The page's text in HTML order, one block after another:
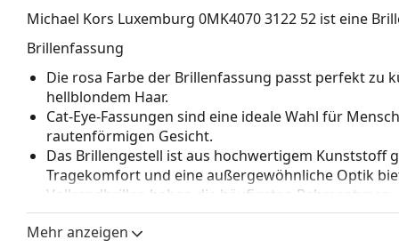
Michael Kors Luxemburg 0MK4070 3122 52 ist eine
Brillenfassung
Die rosa Farbe der Brillenfassung passt perfekt zu
hellblondem Haar.
Cat-Eye-Fassungen sind eine ideale Wahl für
rautenförmigen Gesicht.
Das Brillengestell ist aus hochwertigem Kunststoff
Tragekomfort und eine außergewöhnliche Optik
Vollrandbrillen haben die häufigsten
bestehen. Sie werden Ihren Stil dank ihres
Vorteile ist die Robustheit, Langlebigkeit, die
Mehr anzeigen